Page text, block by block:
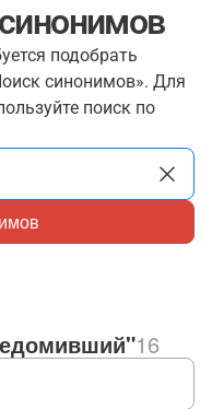
подобрать
синонимов». Для
поиск по
16